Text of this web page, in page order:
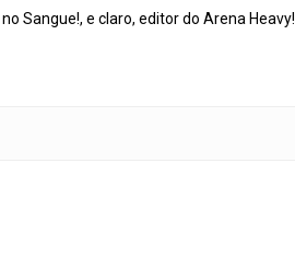
Sangue!, e claro, editor do Arena Heavy!